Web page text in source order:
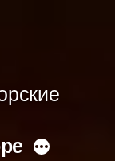
Больше